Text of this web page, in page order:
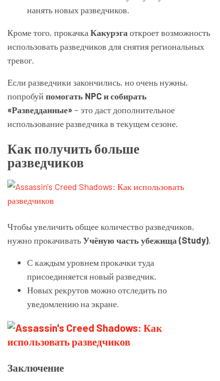
нанять новых разведчиков.
Кроме того, прокачка Какурэга откроет возможность
использовать разведчиков для снятия региональных
тревог.
Если разведчики закончились, но очень нужны,
попробуй помогать NPC и собирать
«Разведданные» – это даст дополнительное
использование разведчика в текущем сезоне.
Как получить больше
разведчиков
Чтобы увеличить общее количество разведчиков,
нужно прокачиватьУчёную часть убежища (Study).
С каждым уровнем прокачки туда
присоединяется новый разведчик.
Новых рекрутов можно отследить по
уведомлению на экране.
Заключение